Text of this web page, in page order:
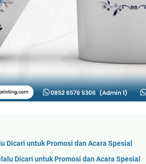
Dicari untuk Promosi dan Acara Spesial
Dicari untuk Promosi dan Acara Spesial